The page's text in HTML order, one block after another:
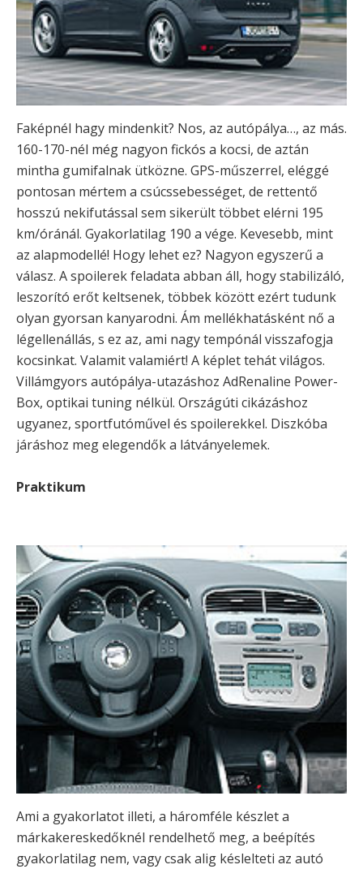
Faképnél hagy mindenkit? Nos, az autópálya…, az más.
160-170-nél még nagyon fickós a kocsi, de aztán
mintha gumifalnak ütközne. GPS-műszerrel, eléggé
pontosan mértem a csúcssebességet, de rettentő
hosszú nekifutással sem sikerült többet elérni 195
km/óránál. Gyakorlatilag 190 a vége. Kevesebb, mint
az alapmodellé! Hogy lehet ez? Nagyon egyszerű a
válasz. A spoilerek feladata abban áll, hogy stabilizáló,
leszorító erőt keltsenek, többek között ezért tudunk
olyan gyorsan kanyarodni. Ám mellékhatásként nő a
légellenállás, s ez az, ami nagy tempónál visszafogja
kocsinkat. Valamit valamiért! A képlet tehát világos.
Villámgyors autópálya-utazáshoz AdRenaline Power-
Box, optikai tuning nélkül. Országúti cikázáshoz
ugyanez, sportfutóművel és spoilerekkel. Diszkóba
járáshoz meg elegendők a látványelemek.
Praktikum
Ami a gyakorlatot illeti, a háromféle készlet a
márkakereskedőknél rendelhető meg, a beépítés
gyakorlatilag nem, vagy csak alig késlelteti az autó